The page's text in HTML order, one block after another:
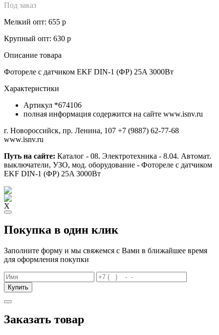
Под заказ
Мелкий опт: 655 р
Крупный опт: 630 р
Описание товара
Фотореле с датчиком EKF DIN-1 (ФР) 25A 3000Вт
Характеристики
Артикул *674106
полная информация содержится на сайте www.isnv.ru
г. Новороссийск, пр. Ленина, 107 +7 (9887) 62-77-68
www.isnv.ru
Путь на сайте: Каталог - 08. Электротехника - 8.04. Автомат.
выключатели, УЗО, мод. оборудование - Фотореле с датчиком
EKF DIN-1 (ФР) 25A 3000Вт
X
Покупка в один клик
Заполните форму и мы свяжемся с Вами в ближайшее время
для оформления покупки
Купить
Заказать товар